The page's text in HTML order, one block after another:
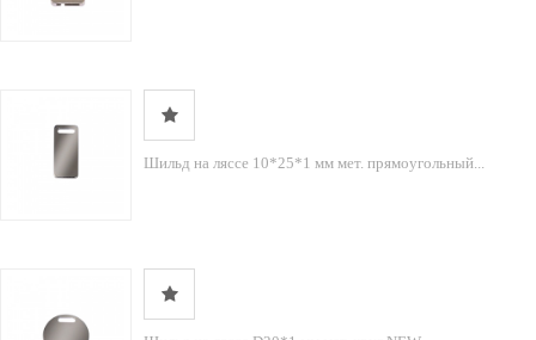
Шильд на ляссе 10*25*1 мм мет. прямоугольный...